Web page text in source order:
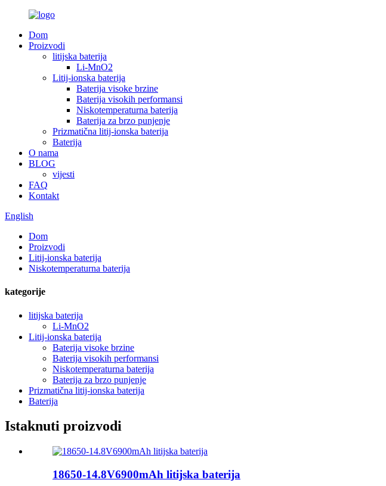
Dom
Proizvodi
litijska baterija
Li-MnO2
Litij-ionska baterija
Baterija visoke brzine
Baterija visokih performansi
Niskotemperaturna baterija
Baterija za brzo punjenje
Prizmatična litij-ionska baterija
Baterija
O nama
BLOG
vijesti
FAQ
Kontakt
English
Dom
Proizvodi
Litij-ionska baterija
Niskotemperaturna baterija
kategorije
litijska baterija
Li-MnO2
Litij-ionska baterija
Baterija visoke brzine
Baterija visokih performansi
Niskotemperaturna baterija
Baterija za brzo punjenje
Prizmatična litij-ionska baterija
Baterija
Istaknuti proizvodi
18650-14.8V6900mAh litijska baterija